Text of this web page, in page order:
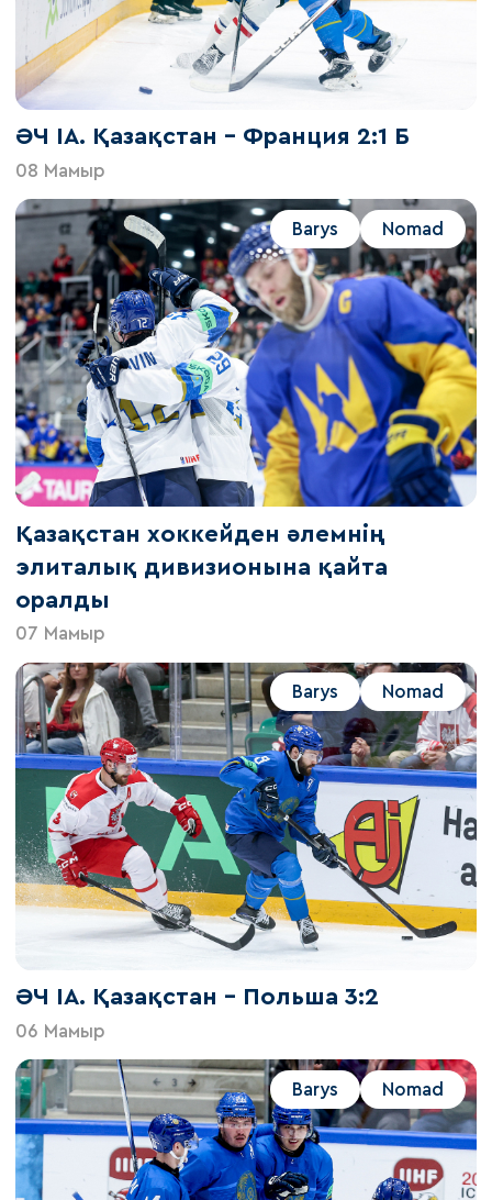
ӘЧ IA. Қазақстан – Франция 2:1 Б
08 Мамыр
Barys Nomad
Қазақстан хоккейден әлемнің
элиталық дивизионына қайта
оралды
07 Мамыр
Barys Nomad
ӘЧ IА. Қазақстан – Польша 3:2
06 Мамыр
Barys Nomad